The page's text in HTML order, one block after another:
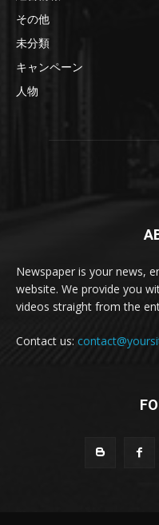
その他
未分類
キャンペーン
人物
Newspaper is your news,
website. We provide you
videos straight from the
Contact us: